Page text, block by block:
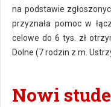
na podstawie
przyznała pomoc w
celowe do 6 tys. zł
Dolne (7 rodzin z m.
Nowi